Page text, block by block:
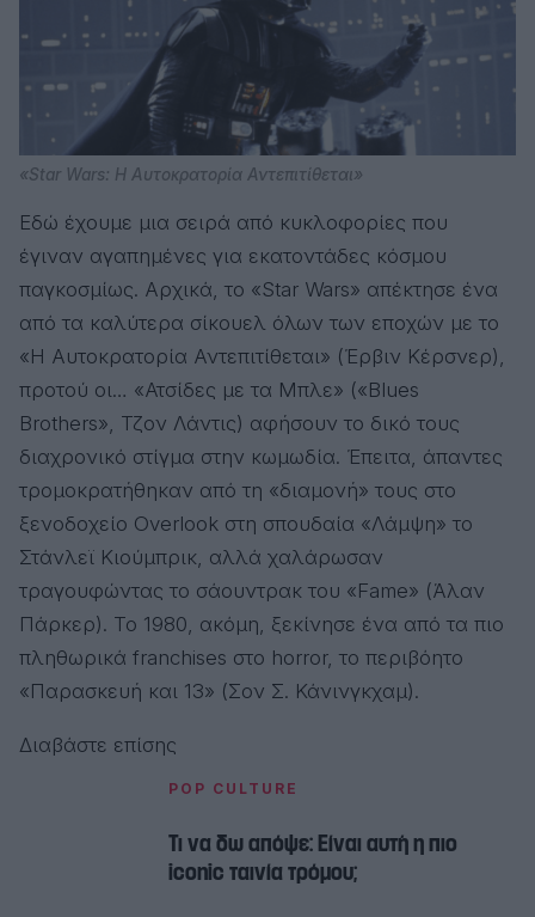
«Star Wars: Η Αυτοκρατορία Αντεπιτίθεται»
Εδώ έχουμε μια σειρά από κυκλοφορίες που
έγιναν αγαπημένες για εκατοντάδες κόσμου
παγκοσμίως. Αρχικά, το «Star Wars» απέκτησε ένα
από τα καλύτερα σίκουελ όλων των εποχών με το
«Η Αυτοκρατορία Αντεπιτίθεται» (Έρβιν Κέρσνερ),
προτού οι… «Ατσίδες με τα Μπλε» («Blues
Brothers», Τζον Λάντις) αφήσουν το δικό τους
διαχρονικό στίγμα στην κωμωδία. Έπειτα, άπαντες
τρομοκρατήθηκαν από τη «διαμονή» τους στο
ξενοδοχείο Overlook στη σπουδαία «Λάμψη» το
Στάνλεϊ Κιούμπρικ, αλλά χαλάρωσαν
τραγουφώντας το σάουντρακ του «Fame» (Άλαν
Πάρκερ). Το 1980, ακόμη, ξεκίνησε ένα από τα πιο
πληθωρικά franchises στο horror, το περιβόητο
«Παρασκευή και 13» (Σον Σ. Κάνινγκχαμ).
Διαβάστε επίσης
POP CULTURE
Τι να δω απόψε: Είναι αυτή η πιο
iconic ταινία τρόμου;